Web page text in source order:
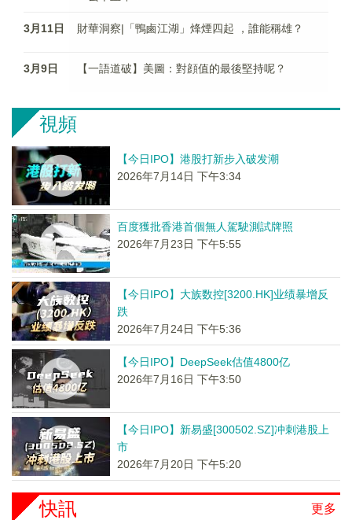
3月11日 財華洞察|「鴨鹵江湖」烽煙四起 ，誰能稱雄？
3月9日 【一語道破】美圖：對顔值的最後堅持呢？
視頻
【今日IPO】港股打新步入破发潮
2026年7月14日 下午3:34
百度獲批香港首個無人駕駛測試牌照
2026年7月23日 下午5:55
【今日IPO】大族数控[3200.HK]业绩暴增反
跌
2026年7月24日 下午5:36
【今日IPO】DeepSeek估值4800亿
2026年7月16日 下午3:50
【今日IPO】新易盛[300502.SZ]冲刺港股上
市
2026年7月20日 下午5:20
更多
快訊